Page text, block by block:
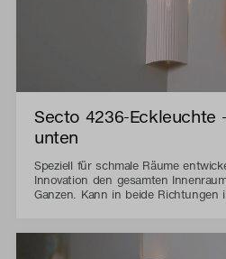
Secto 4236-Eckleuchte
unten
Speziell für schmale Räume
Innovation den gesamten
Ganzen. Kann in beide Richtungen